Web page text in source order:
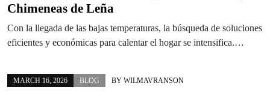
Chimeneas de Leña
Con la llegada de las bajas temperaturas, la búsqueda de soluciones
eficientes y económicas para calentar el hogar se intensifica.…
MARCH 16, 2026 BLOG BY WILMAVRANSON